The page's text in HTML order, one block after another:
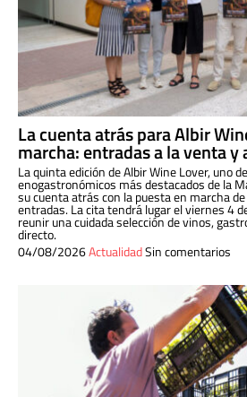
La cuenta atrás para Albir
marcha: entradas a la venta
La quinta edición de Albir Wine Lover, uno
enogastronómicos más destacados de la
su cuenta atrás con la puesta en marcha
entradas. La cita tendrá lugar el viernes 4
reunir una cuidada selección de vinos,
directo.
04/08/2026ActualidadSin comentarios